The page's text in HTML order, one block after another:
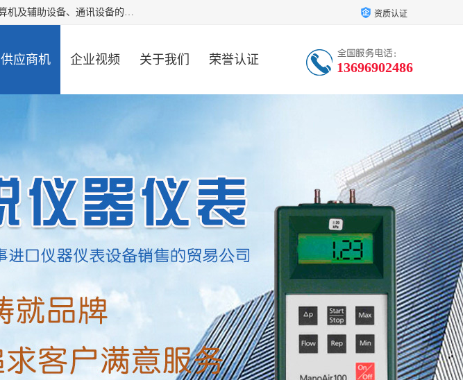
厦门欣锐仪器仪表有限公司成立于2006年，位于厦门市湖里区。公司主营五金产品、电气设备、计算机及辅助设备、通讯设备的批发与零售，同时涉及乐器、照相器材等文化用品的销售。此外，公司还提供通用设备、电气设备、仪器仪表的修理服务，以及信息系统集成、信息技术咨询、数据处理和存储等技术支持。公司致力于为客户提供全面的产品和服务，满足多样化的市场需求。 资质认证
供应商机 企业视频 关于我们 荣誉认证 13696902486